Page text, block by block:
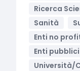
Ricerca
Sanità
Enti no
Enti pubblici
Università/